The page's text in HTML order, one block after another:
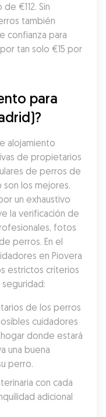
€112. Sin
también
confianza para
tan solo €15 por
para
alojamiento
de propietarios
de perros de
los mejores.
un exhaustivo
la verificación de
fotos
perros. En el
en Piovera
estrictos criterios
seguridad:
de los perros
cuidadores
donde estará
una buena
perro.
con cada
adicional